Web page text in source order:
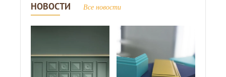
НОВОСТИ Все новости